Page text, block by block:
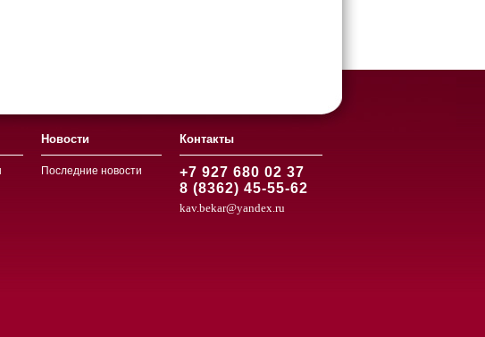
Новости
Последние новости
Контакты
+7 927 680 02 37
8 (8362) 45-55-62
kav.bekar@yandex.ru